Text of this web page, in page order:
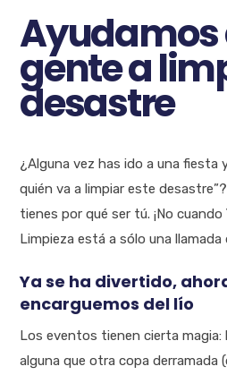
Ayudamos
gente a
desastre
¿Alguna vez has ido a una fiesta
quién va a limpiar este
tienes por qué ser tú. ¡No cuando
Limpieza está a sólo una
Ya se ha divertido,
encarguemos del lío
Los eventos tienen cierta magia:
alguna que otra copa derramada